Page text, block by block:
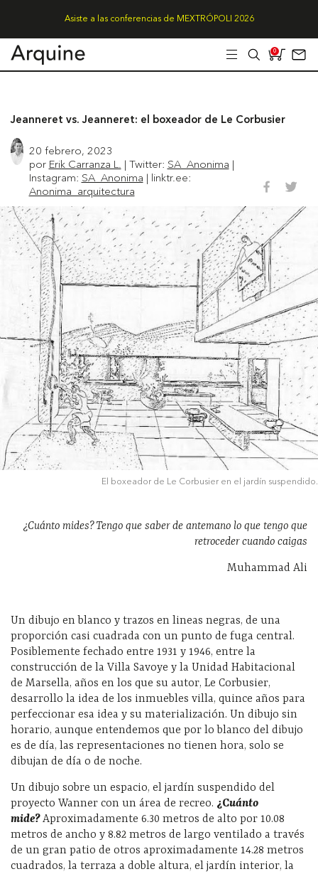
Asiste a las conferencias de MEXTRÓPOLI 2026
0
Jeanneret vs. Jeanneret: el boxeador de Le Corbusier
20 febrero, 2023
por Erik Carranza L. | Twitter: SA_Anonima |
Instagram: SA_Anonima | linktr.ee:
Anonima_arquitectura
El boxeador de Le Corbusier en el jardín suspendido.
¿Cuánto mides?Tengo que saber de antemano lo que tengo que
retroceder cuando caigas
Muhammad Ali
Un dibujo en blanco y trazos en lineas negras, de una
proporción casi cuadrada con un punto de fuga central.
Posiblemente fechado entre 1931 y 1946, entre la
construcción de la Villa Savoye y la Unidad Habitacional
de Marsella, años en los que su autor, Le Corbusier,
desarrollo la idea de los inmuebles villa, quince años para
perfeccionar esa idea y su materialización. Un dibujo sin
horario, aunque entendemos que por lo blanco del dibujo
es de día, las representaciones no tienen hora, solo se
dibujan de día o de noche.
Un dibujo sobre un espacio, el jardín suspendido del
proyecto Wanner con un área de recreo. ¿Cuánto
mide?Aproximadamente 6.30 metros de alto por 10.08
metros de ancho y 8.82 metros de largo ventilado a través
de un gran patio de otros aproximadamente 14.28 metros
cuadrados, la terraza a doble altura, el jardín interior, la